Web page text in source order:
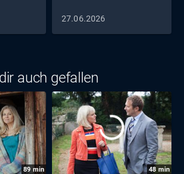
27.06.2026
auch gefallen
89 min 48 min